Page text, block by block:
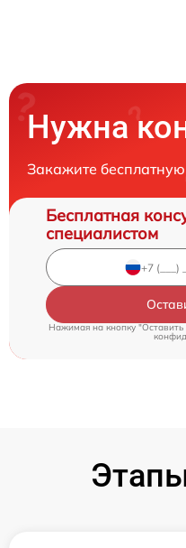
Нужна
Закажите
Бесплатная
специалистом
Нажимая на кнопку "Оставить